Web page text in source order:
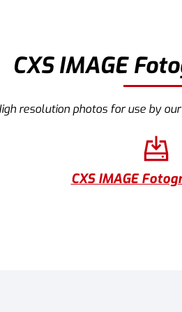
CXS IMAGE
resolution photos for use by
CXS IMAGE